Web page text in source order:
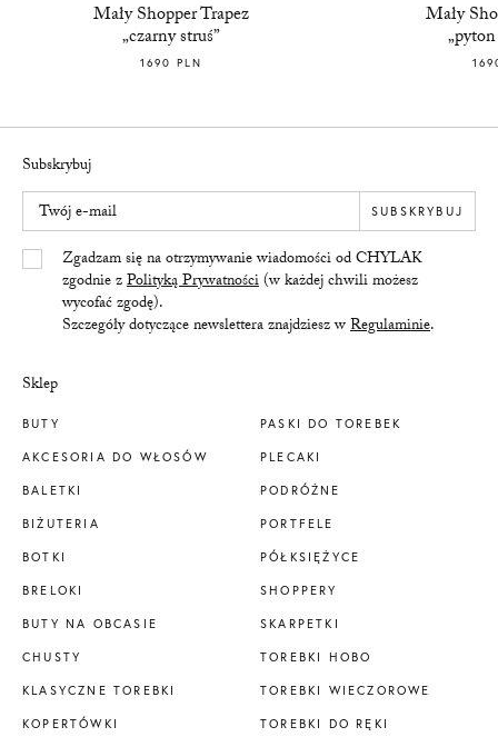
Mały Shopper Trapez
„czarny struś”
1690 PLN
Mały
Sklep
BUTY
AKCESORIA DO WŁOSÓW
BALETKI
BIŻUTERIA
BOTKI
BRELOKI
BUTY NA OBCASIE
CHUSTY
KLASYCZNE TOREBKI
KOPERTÓWKI
PASKI DO TOREBEK
PLECAKI
PODRÓŻNE
PORTFELE
PÓŁKSIĘŻYCE
SHOPPERY
SKARPETKI
TOREBKI HOBO
TOREBKI WIECZOROWE
TOREBKI DO RĘKI
Subskrybuj
Twój e-mail
Yes/TakZgadzam się na otrzymywanie wiadomości od CHYLAK
zgodnie zPolityką Prywatności(w każdej chwili możesz
wycofać zgodę).
Szczegóły dotyczące newslettera znajdziesz wRegulaminie.
SUBSKRYBUJ